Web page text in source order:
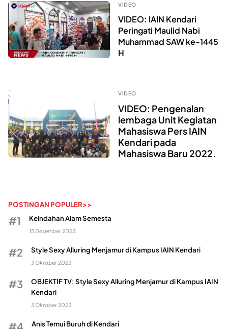
VIDEO
VIDEO: IAIN Kendari
Peringati Maulid Nabi
Muhammad SAW ke-1445
H
VIDEO
VIDEO: Pengenalan
lembaga Unit Kegiatan
Mahasiswa Pers IAIN
Kendari pada
Mahasiswa Baru 2022.
POSTINGAN POPULER>>
Keindahan Alam Semesta
15 Desember 2023
Style Sexy Alluring Menjamur di Kampus IAIN Kendari
3 Oktober 2023
OBJEKTIF TV: Style Sexy Alluring Menjamur di Kampus IAIN
Kendari
3 Oktober 2023
Anis Temui Buruh di Kendari